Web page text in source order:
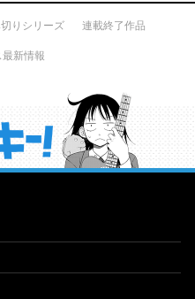
りシリーズ 連載終了作品
最新情報
！ ジャンプルーキー！